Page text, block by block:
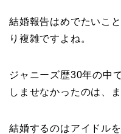
結婚報告はめでたいこ
り複雑ですよね。
ジャニーズ歴30年の中
しませなかったのは、
結婚するのはアイドル